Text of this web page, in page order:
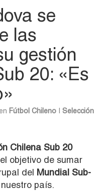
se
las
gestión
20: «Es
Fútbol Chileno
Selección
Chilena Sub 20
objetivo de sumar
del Mundial Sub-
país.